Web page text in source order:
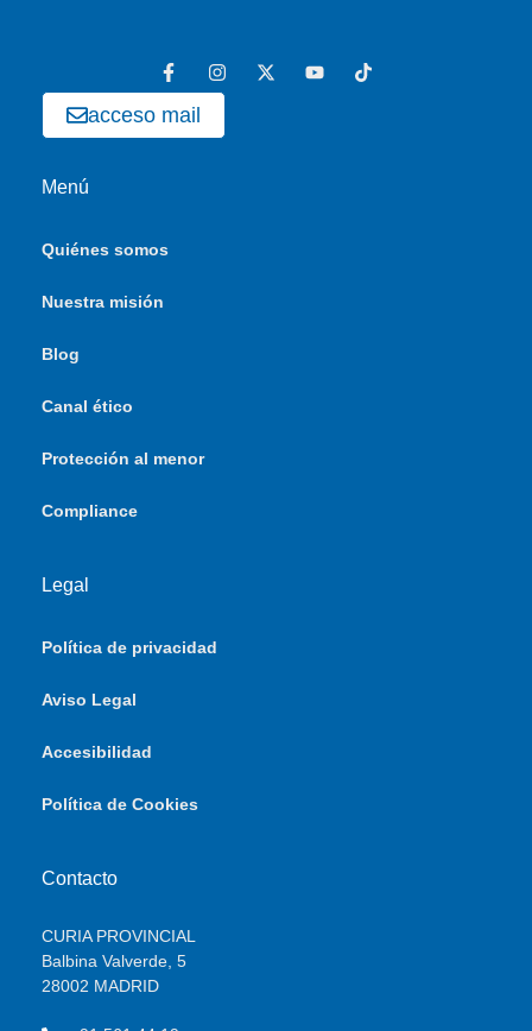
acceso mail
Menú
Quiénes somos
Nuestra misión
Blog
Canal ético
Protección al menor
Compliance
Legal
Política de privacidad
Aviso Legal
Accesibilidad
Política de Cookies
Contacto
CURIA PROVINCIAL
Balbina Valverde, 5
28002 MADRID